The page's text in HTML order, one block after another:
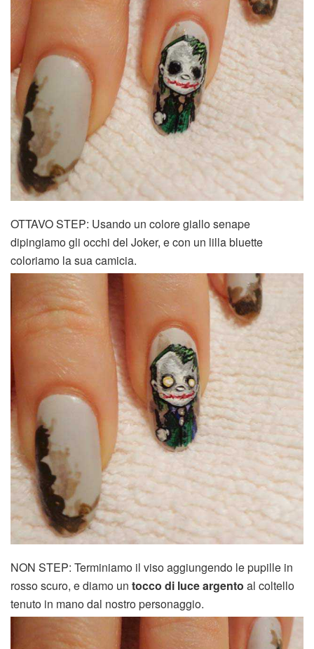
OTTAVO STEP: Usando un colore giallo senape
dipingiamo gli occhi del Joker, e con un lilla bluette
coloriamo la sua camicia.
NON STEP: Terminiamo il viso aggiungendo le pupille in
rosso scuro, e diamo un tocco di luce argento al coltello
tenuto in mano dal nostro personaggio.